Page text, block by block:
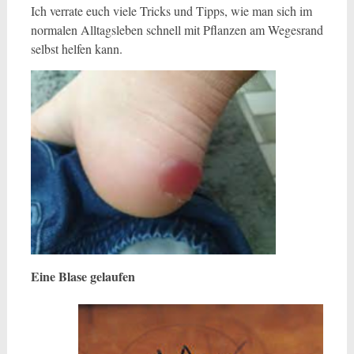
Ich verrate euch viele Tricks und Tipps, wie man sich im
normalen Alltagsleben schnell mit Pflanzen am Wegesrand
selbst helfen kann.
Eine Blase gelaufen